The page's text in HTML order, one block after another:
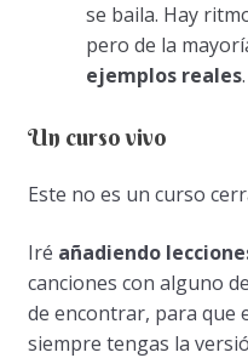
se baila. Hay
pero de la
ejemplos reales.
Un curso vivo
Este no es un curso
Iré añadiendo
canciones con alguno
de encontrar, para que
siempre tengas la